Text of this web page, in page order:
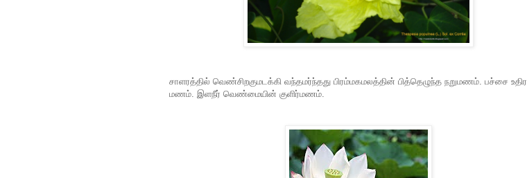
சாளரத்தில் வெண்சிறகுமடக்கி வந்தமர்ந்தது பிரம்மகமலத்தின் பித்தெழுந்த நறுமணம். பச்சை உதிர
மணம். இளநீர் வெண்மையின் குளிர்மணம்.